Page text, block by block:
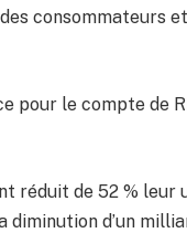
consommateurs
pour le compte de
réduit de 52 % leur
diminution d’un